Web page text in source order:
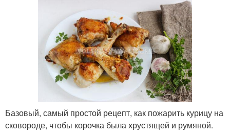
Базовый, самый простой рецепт, как пожарить курицу на
сковороде, чтобы корочка была хрустящей и румяной.